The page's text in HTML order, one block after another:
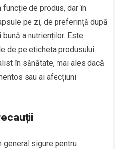
funcție de produs, dar în
pe zi, de preferință după
a nutrienților. Este
de pe eticheta produsului
în sănătate, mai ales dacă
sau ai afecțiuni
general sigure pentru